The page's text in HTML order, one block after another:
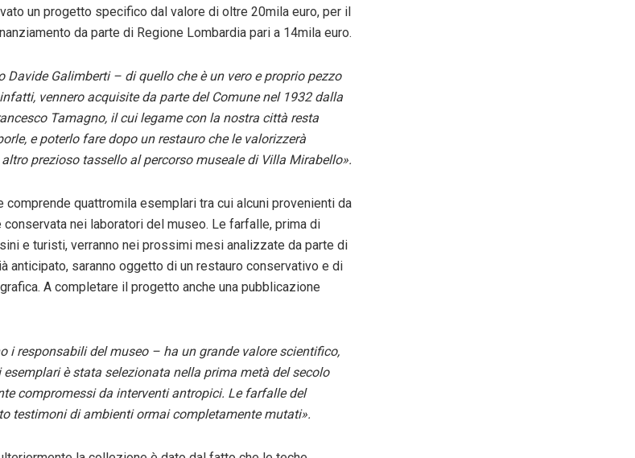
un progetto specifico dal valore di oltre 20mila euro, per il
da parte di Regione Lombardia pari a 14mila euro.
Davide Galimberti – di quello che è un vero e proprio pezzo
vennero acquisite da parte del Comune nel 1932 dalla
Tamagno, il cui legame con la nostra città resta
e poterlo fare dopo un restauro che le valorizzerà
prezioso tassello al percorso museale di Villa Mirabello».
comprende quattromila esemplari tra cui alcuni provenienti da
conservata nei laboratori del museo. Le farfalle, prima di
e turisti, verranno nei prossimi mesi analizzate da parte di
anticipato, saranno oggetto di un restauro conservativo e di
A completare il progetto anche una pubblicazione
i responsabili del museo – ha un grande valore scientifico,
è stata selezionata nella prima metà del secolo
compromessi da interventi antropici. Le farfalle del
testimoni di ambienti ormai completamente mutati».